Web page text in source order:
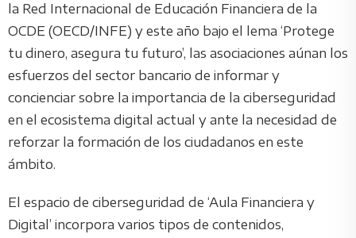
la Red Internacional de Educación Financiera de la
OCDE (OECD/INFE) y este año bajo el lema ‘Protege
tu dinero, asegura tu futuro’, las asociaciones aúnan los
esfuerzos del sector bancario de informar y
concienciar sobre la importancia de la ciberseguridad
en el ecosistema digital actual y ante la necesidad de
reforzar la formación de los ciudadanos en este
ámbito.
El espacio de ciberseguridad de ‘Aula Financiera y
Digital’ incorpora varios tipos de contenidos,